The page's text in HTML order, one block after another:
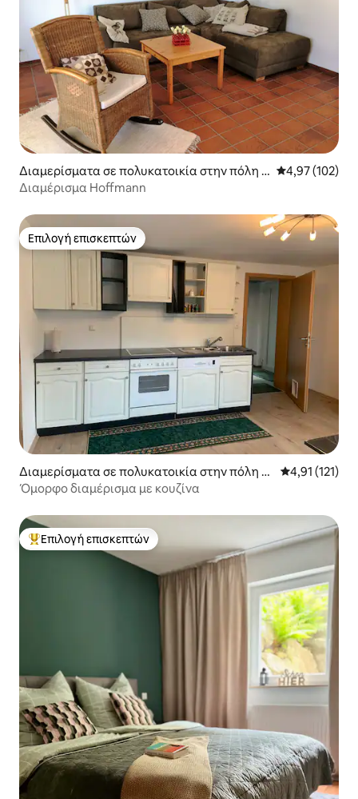
Διαμερίσματα σε πολυκατοικία στην πόλη S
chönwald im Schwarzwald
Μέση
4,97 (102)
Διαμέρισμα Hoffmann
Επιλογή επισκεπτών
Επιλογή επισκεπτών
Διαμερίσματα σε πολυκατοικία στην πόλη Sc
hramberg
Μέση
4,91 (121)
Όμορφο διαμέρισμα με κουζίνα
Κορυφαία επιλογή επισκεπτών
Επιλογή επισκεπτών